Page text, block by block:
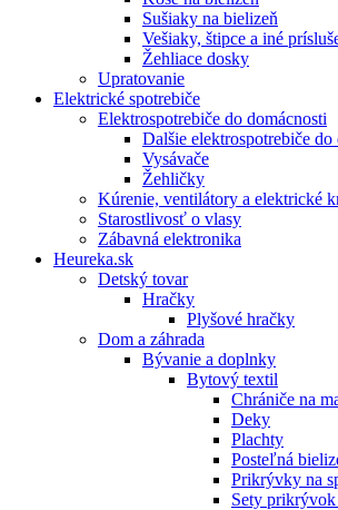
Sušiaky na bielizeň
Vešiaky, štipce a iné
Žehliace dosky
Upratovanie
Elektrické spotrebiče
Elektrospotrebiče do domácnosti
Dalšie elektrospotrebiče do
Vysávače
Žehličky
Kúrenie, ventilátory a elektrické
Starostlivosť o vlasy
Zábavná elektronika
Heureka.sk
Detský tovar
Hračky
Plyšové hračky
Dom a záhrada
Bývanie a doplnky
Bytový textil
Chrániče na
Deky
Plachty
Posteľná
Prikrývky na
Sety